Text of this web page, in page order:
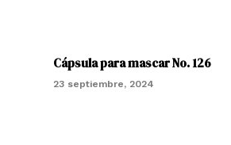
Cápsula para mascar No. 126
23 septiembre, 2024